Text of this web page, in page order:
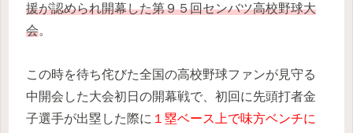
援が認められ開幕した第９５回センバツ高校野球大
会。
この時を待ち侘びた全国の高校野球ファンが見守る
中開会した大会初日の開幕戦で、初回に先頭打者金
子選手が出塁した際に １塁ベース上で味方ベンチに